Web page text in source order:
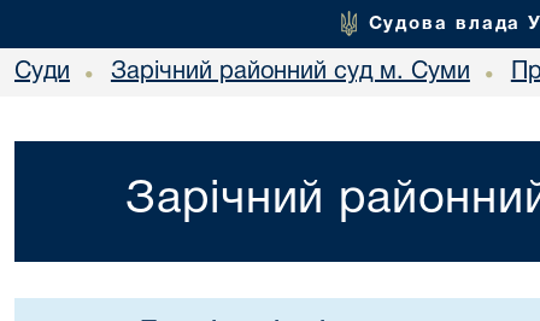
Судова влада
Суди • Зарічний районний суд м. Суми •
Зарічний